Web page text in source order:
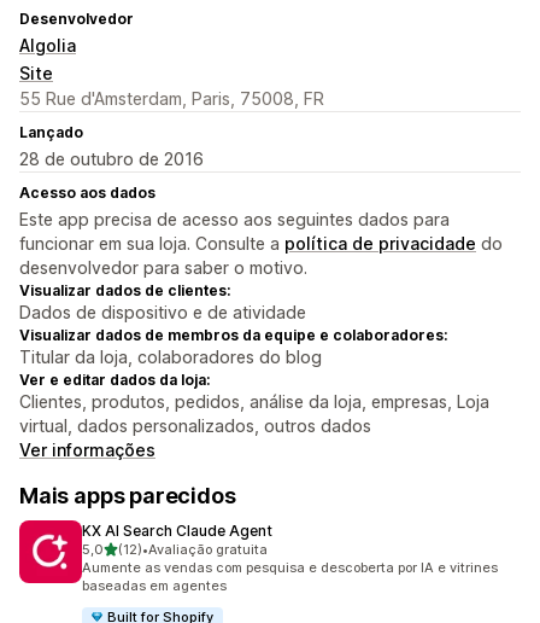
Desenvolvedor
Algolia
Site
55 Rue d'Amsterdam, Paris, 75008, FR
Lançado
28 de outubro de 2016
Acesso aos dados
Este app precisa de acesso aos seguintes dados para
funcionar em sua loja. Consulte a política de privacidade do
desenvolvedor para saber o motivo.
Visualizar dados de clientes:
Dados de dispositivo e de atividade
Visualizar dados de membros da equipe e colaboradores:
Titular da loja, colaboradores do blog
Ver e editar dados da loja:
Clientes, produtos, pedidos, análise da loja, empresas, Loja
virtual, dados personalizados, outros dados
Ver informações
Mais apps parecidos
KX AI Search Claude Agent
5,0de 5 estrelas
(12)
12 avaliações ao todo
•Avaliação gratuita
Aumente as vendas com pesquisa e descoberta por IA e vitrines
baseadas em agentes
Built for Shopify